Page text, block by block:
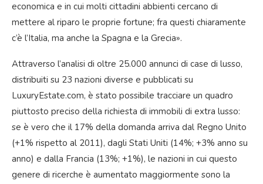
economica e in cui molti cittadini abbienti cercano di
mettere al riparo le proprie fortune; fra questi chiaramente
c’è l’Italia, ma anche la Spagna e la Grecia».
Attraverso l’analisi di oltre 25.000 annunci di case di lusso,
distribuiti su 23 nazioni diverse e pubblicati su
LuxuryEstate.com, è stato possibile tracciare un quadro
piuttosto preciso della richiesta di immobili di extra lusso:
se è vero che il 17% della domanda arriva dal Regno Unito
(+1% rispetto al 2011), dagli Stati Uniti (14%; +3% anno su
anno) e dalla Francia (13%; +1%), le nazioni in cui questo
genere di ricerche è aumentato maggiormente sono la